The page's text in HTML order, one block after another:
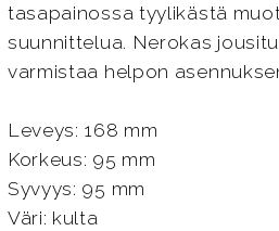
tasapainossa tyylikästä
suunnittelua. Nerokas
varmistaa helpon
Leveys: 168 mm
Korkeus: 95 mm
Syvyys: 95 mm
Väri: kulta